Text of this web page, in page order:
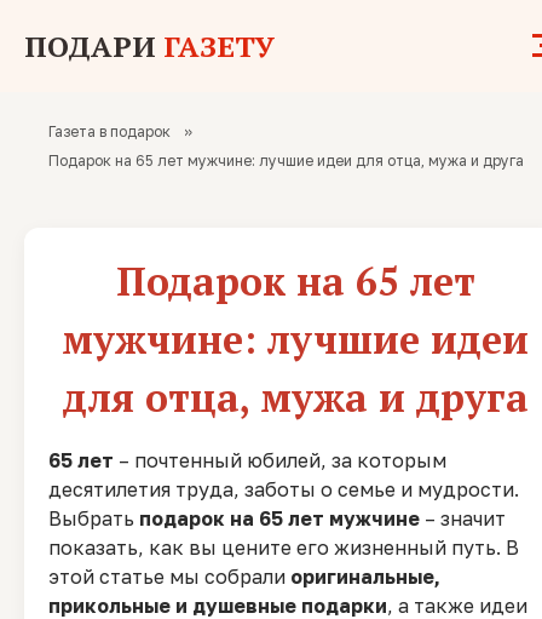
ПОДАРИ ГАЗЕТУ
Газета в подарок
»
Подарок на 65 лет мужчине: лучшие идеи для отца, мужа и друга
Подарок на 65 лет
мужчине: лучшие идеи
для отца, мужа и друга
65 лет – почтенный юбилей, за которым
десятилетия труда, заботы о семье и мудрости.
Выбрать подарок на 65 лет мужчине – значит
показать, как вы цените его жизненный путь. В
этой статье мы собрали оригинальные,
прикольные и душевные подарки, а также идеи